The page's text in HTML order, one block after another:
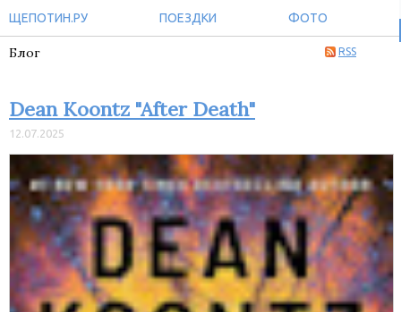
ЩЕПОТИН.РУ ПОЕЗДКИ ФОТО
RSS
Блог
Dean Koontz "After Death"
12.07.2025